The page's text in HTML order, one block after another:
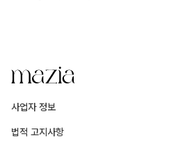
사업자 정보
법적 고지사항